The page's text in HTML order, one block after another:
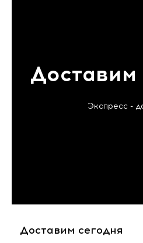
Доставим
Экспресс -
Доставим сегодня